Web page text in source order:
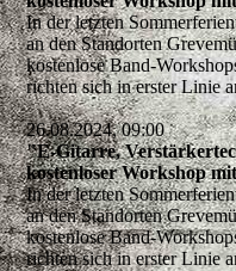
In der letzten
an den Standorten
kostenlose Band-
richten sich in erster Linie
26.08.2024, 09:00
"E-Gitarre,
kostenloser Workshop
In der letzten
an den Standorten
kostenlose Band-
richten sich in erster Linie